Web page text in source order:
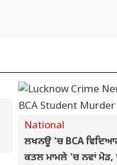
National
ਲਖਨਊ 'ਚ BCA
ਕਤਲ ਮਾਮਲੇ 'ਚ ਨਵਾਂ ਮੋੜ,